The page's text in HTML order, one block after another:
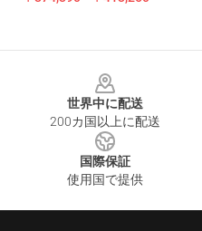
世界中に配送
200カ国以上に配送
国際保証
使用国で提供